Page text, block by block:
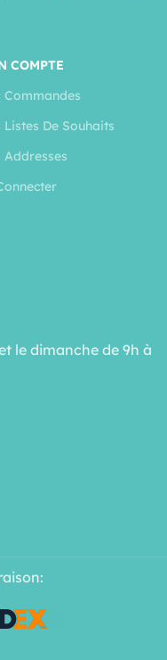
COMPTE
Commandes
Listes De Souhaits
Addresses
le dimanche de 9h à